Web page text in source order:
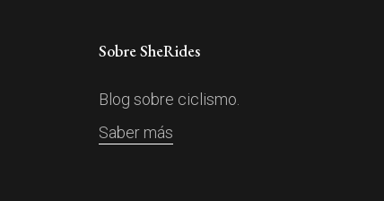
Sobre SheRides
Blog sobre ciclismo.
Saber más